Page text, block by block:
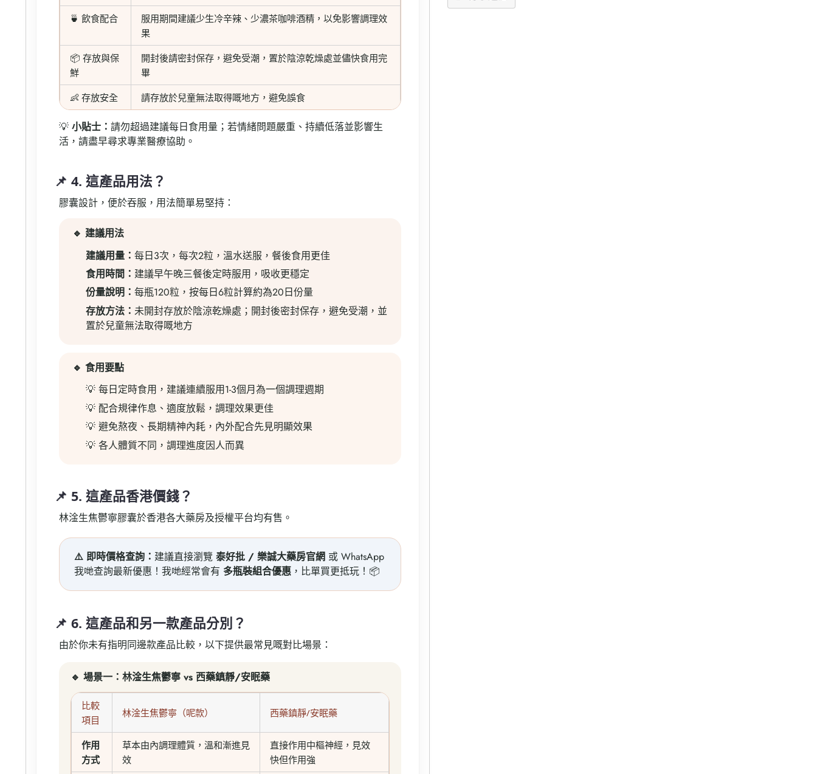
🍵 飲食配合
服用期間建議少生冷辛辣、少濃茶咖啡酒精，以免影響調理效
果
📦 存放與保
鮮
開封後請密封保存，避免受潮，置於陰涼乾燥處並儘快食用完
畢
👶 存放安全 請存放於兒童無法取得嘅地方，避免誤食
💡 小貼士： 請勿超過建議每日食用量；若情緒問題嚴重、持續低落並影響生
活，請盡早尋求專業醫療協助。
📌 4. 這產品用法？
膠囊設計，便於吞服，用法簡單易堅持：
🔹 建議用法
建議用量：每日3次，每次2粒，溫水送服，餐後食用更佳
食用時間：建議早午晚三餐後定時服用，吸收更穩定
份量說明：每瓶120粒，按每日6粒計算約為20日份量
存放方法：未開封存放於陰涼乾燥處；開封後密封保存，避免受潮，並
置於兒童無法取得嘅地方
🔹 食用要點
💡 每日定時食用，建議連續服用1-3個月為一個調理週期
💡 配合規律作息、適度放鬆，調理效果更佳
💡 避免熬夜、長期精神內耗，內外配合先見明顯效果
💡 各人體質不同，調理進度因人而異
📌 5. 這產品香港價錢？
林淦生焦鬱寧膠囊於香港各大藥房及授權平台均有售。
⚠️ 即時價格查詢： 建議直接瀏覽 泰好批 / 樂誠大藥房官網或 WhatsApp
我哋查詢最新優惠！我哋經常會有 多瓶裝組合優惠，比單買更抵玩！📦
📌 6. 這產品和另一款產品分別？
由於你未有指明同邊款產品比較，以下提供最常見嘅對比場景：
🔹 場景一：林淦生焦鬱寧 vs 西藥鎮靜/安眠藥
比較
項目
林淦生焦鬱寧（呢款） 西藥鎮靜/安眠藥
作用
方式
草本由內調理體質，溫和漸進見
效
直接作用中樞神經，見效
快但作用強